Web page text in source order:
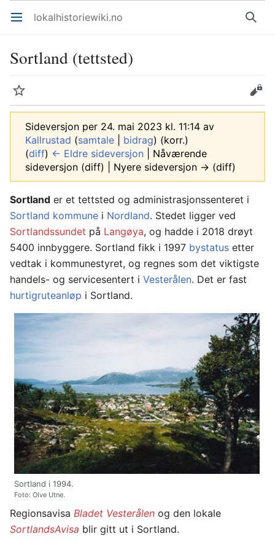
Åpne hovedmenyen lokalhistoriewiki.no Søk
Sortland (tettsted)
Overvåk Rediger
Sideversjon per 24. mai 2023 kl. 11:14 av
Kallrustad (samtale bidrag) (korr.)
(diff) ← Eldre sideversjon | Nåværende
sideversjon (diff) | Nyere sideversjon → (diff)
Sortland er et tettsted og administrasjonssenteret i
Sortland kommune i Nordland. Stedet ligger ved
Sortlandssundet på Langøya, og hadde i 2018 drøyt
5400 innbyggere. Sortland fikk i 1997 bystatus etter
vedtak i kommunestyret, og regnes som det viktigste
handels- og servicesentert i Vesterålen. Det er fast
hurtigruteanløp i Sortland.
Sortland i 1994.
Foto: Olve Utne.
Regionsavisa Bladet Vesterålen og den lokale
SortlandsAvisa blir gitt ut i Sortland.